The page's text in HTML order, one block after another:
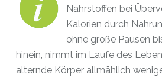
Nährstoffen bei
Kalorien durch
ohne große Pausen
hinein, nimmt im Laufe des
alternde Körper allmählich